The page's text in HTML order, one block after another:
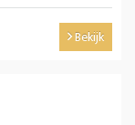
Bekijk